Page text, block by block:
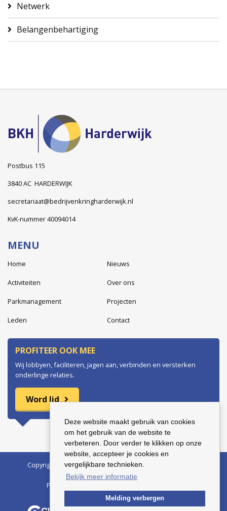
Deze website maakt gebruik van cookies
om het gebruik van de website te
verbeteren. Door verder te klikken op onze
website, accepteer je cookies en
vergelijkbare technieken.
Bekijk meer informatie
Melding verbergen
Netwerk
Belangenbehartiging
Postbus 115
3840 AC HARDERWIJK
secretariaat@bedrijvenkringharderwijk.nl
KvK-nummer 40094014
MENU
Home Nieuws
Activiteiten Over ons
Parkmanagement Projecten
Leden Contact
PROFITEER OOK MEE
Wij lobbyen, faciliteren, jagen aan, verbinden en versterken
onderlinge relaties.
Word lid
Copyright © 2026 Bedrijvenkring Harderwijk | BTW nr.:
123456789B01 | KvK nr.: 12345678
Privacyverklaring